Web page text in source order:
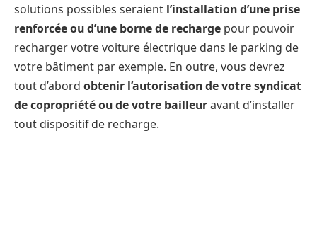
solutions possibles seraient l’installation d’une prise
renforcée ou d’une borne de recharge pour pouvoir
recharger votre voiture électrique dans le parking de
votre bâtiment par exemple. En outre, vous devrez
tout d’abord obtenir l’autorisation de votre syndicat
de copropriété ou de votre bailleuravant d’installer
tout dispositif de recharge.